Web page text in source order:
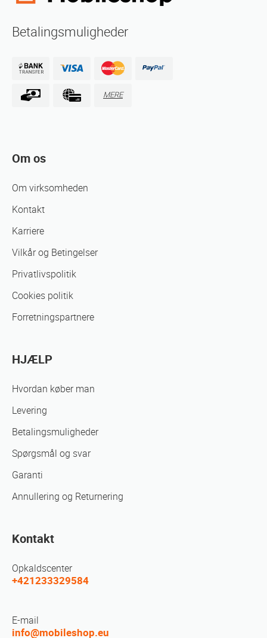
Betalingsmuligheder
MERE
Om os
Om virksomheden
Kontakt
Karriere
Vilkår og Betingelser
Privatlivspolitik
Cookies politik
Forretningspartnere
HJÆLP
Hvordan køber man
Levering
Betalingsmuligheder
Spørgsmål og svar
Garanti
Annullering og Returnering
Kontakt
Opkaldscenter
+421233329584
E-mail
info@mobileshop.eu